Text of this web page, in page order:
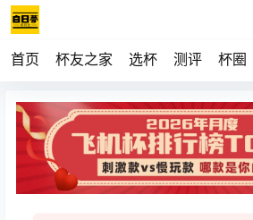
首页 杯友之家 选杯 测评 杯圈